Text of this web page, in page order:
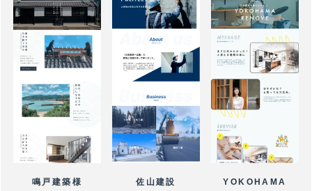
鳴戸建築様
佐山建設
YOKOHAMA